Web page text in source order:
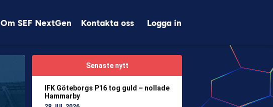
Om SEF NextGen Kontakta oss Logga in
Senaste nytt
IFK Göteborgs P16 tog guld – nollade
Hammarby